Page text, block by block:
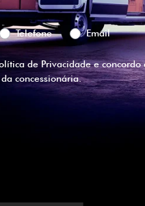
Telefone Email
de Privacidadee concordo
concessionária.